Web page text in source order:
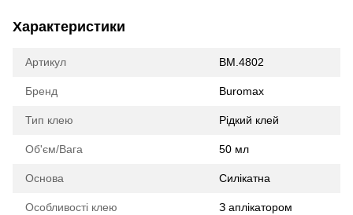
Характеристики
Артикул BM.4802
Бренд Buromax
Тип клею Рідкий клей
Об'єм/Вага 50 мл
Основа Силікатна
Особливості клею З аплікатором